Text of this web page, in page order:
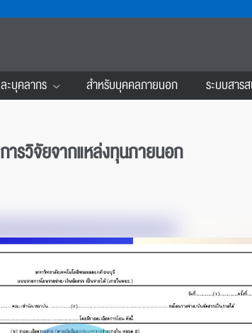
ะบุคลากร สำหรับบุคคลภายนอก ระบบสาร
ารวิจัยจากแหล่งทุนภายนอก